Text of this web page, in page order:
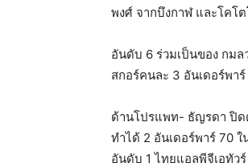
พงศ์ จากบึงกาฬ และโคโ
อันดับ 6 ร่วมเป็นของ กม
สกอร์คนละ 3 อันเดอร์พา
ด้านโปรแพท- ธัญรดา ปิด
ทำได้ 2 อันเดอร์พาร์ 70
อันดับ 1 ไทยแอลพีจีเอทัว